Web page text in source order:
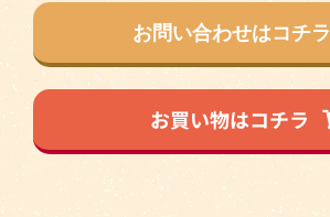
お問い合わせはコチラ
お買い物はコチラ